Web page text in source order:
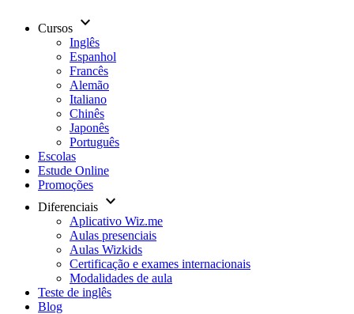
Cursos keyboard_arrow_down
Inglês
Espanhol
Francês
Alemão
Italiano
Chinês
Japonês
Português
Escolas
Estude Online
Promoções
Diferenciais keyboard_arrow_down
Aplicativo Wiz.me
Aulas presenciais
Aulas Wizkids
Certificação e exames internacionais
Modalidades de aula
Teste de inglês
Blog